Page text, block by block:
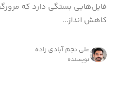
فایل‌هایی بستگی دارد که مرورگر
کاهش انداز...
علی نجم آبادی زاده
نویسنده